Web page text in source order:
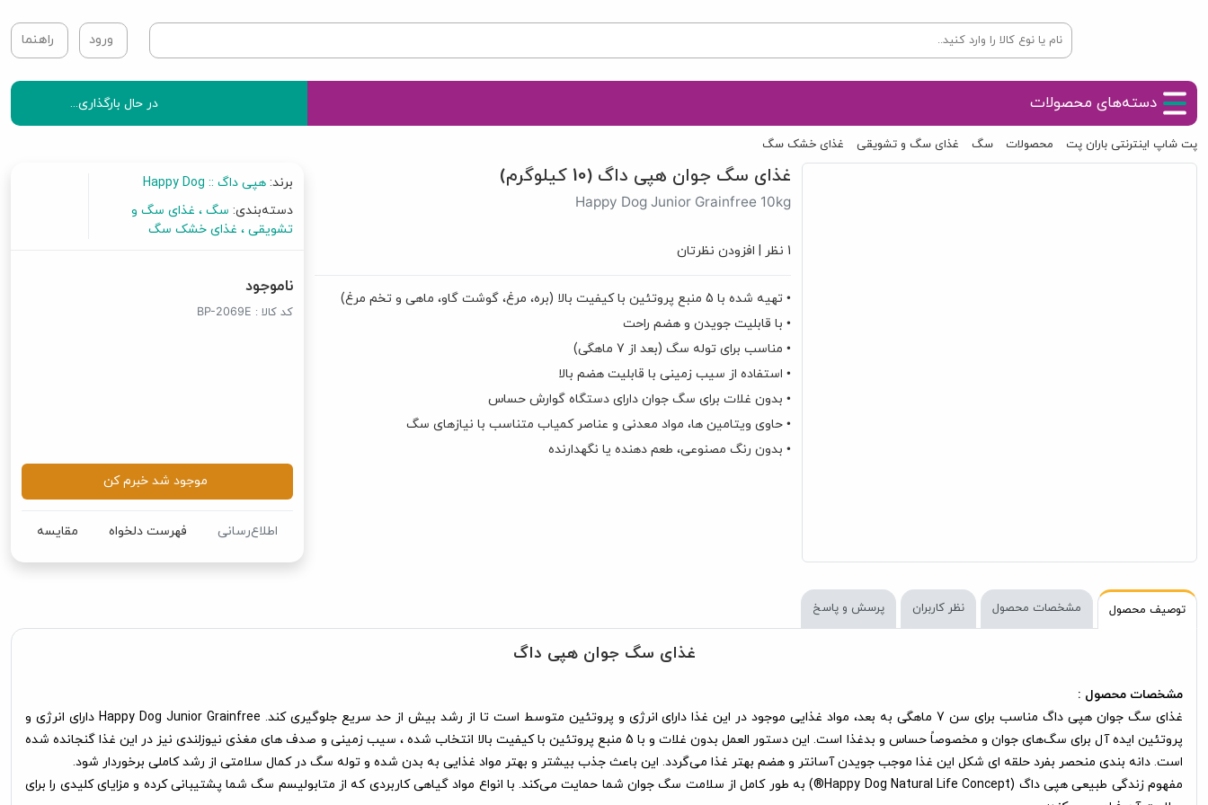
ورود راهنما
دسته‌های محصولات در حال بارگذاری...
پت شاپ اینترنتی باران پت محصولات سگ غذای سگ و تشویقی غذای خشک سگ
غذای سگ جوان هپی داگ (10 کیلوگرم)
Happy Dog Junior Grainfree 10kg
1 نظر | افزودن نظرتان
• تهیه شده با 5 منبع پروتئین با کیفیت بالا (بره، مرغ، گوشت گاو، ماهی و تخم مرغ)
• با قابلیت جویدن و هضم راحت
• مناسب برای توله سگ (بعد از 7 ماهگی)
• استفاده از سیب زمینی با قابلیت هضم بالا
• بدون غلات برای سگ جوان دارای دستگاه گوارش حساس
• حاوی ویتامین ها، مواد معدنی و عناصر کمیاب متناسب با نیازهای سگ
• بدون رنگ مصنوعی، طعم دهنده یا نگهدارنده
برند:هپی داگ :: Happy Dog
دسته‌بندی: سگ غذای سگ و
تشویقی غذای خشک سگ
ناموجود
کد کالا : BP-2069E
موجود شد خبرم کن
اطلاع‌رسانی فهرست دلخواه مقایسه
توصیف محصول مشخصات محصول نظر کاربران پرسش و پاسخ
غذای سگ جوان هپی داگ
مشخصات محصول :
غذای سگ جوان هپی داگ مناسب برای سن 7 ماهگی به بعد، مواد غذایی موجود در این غذا دارای انرژی و پروتئین متوسط است تا از رشد بیش از حد سریع جلوگیری کند. Happy Dog Junior Grainfree دارای انرژی و
پروتئین ایده آل برای سگ‌های جوان و مخصوصاً حساس و بدغذا است. این دستور العمل بدون غلات و با 5 منبع پروتئین با کیفیت بالا انتخاب شده ، سیب زمینی و صدف های مغذی نیوزلندی نیز در این غذا گنجانده شده
است. دانه بندی منحصر بفرد حلقه ای شکل این غذا موجب جویدن آسانتر و هضم بهتر غذا می‌گردد. این باعث جذب بیشتر و بهتر مواد غذایی به بدن شده و توله سگ در کمال سلامتی از رشد کاملی برخوردار شود.
مفهوم زندگی طبیعی هپی داگ (Happy Dog Natural Life Concept®) به طور کامل از سلامت سگ جوان شما حمایت می‌کند. با انواع مواد گیاهی کاربردی که از متابولیسم سگ شما پشتیبانی کرده و مزایای کلیدی را برای